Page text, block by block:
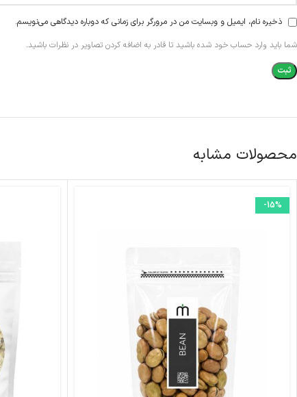
ذخیره نام، ایمیل و وبسایت من در مرورگر برای زمانی که دوباره دیدگاهی می‌نویسم.
شما باید وارد حساب خود شده باشید تا قادر به اضافه کردن تصاویر در نظرات باشید.
محصولات مشابه
-15%